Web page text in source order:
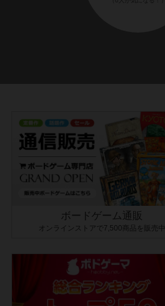
ボードゲーム通販
オンラインストアで7,500商品を販売中